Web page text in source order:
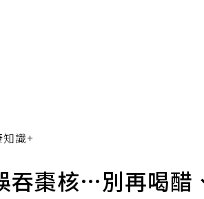
知識+
吞棗核…別再喝醋